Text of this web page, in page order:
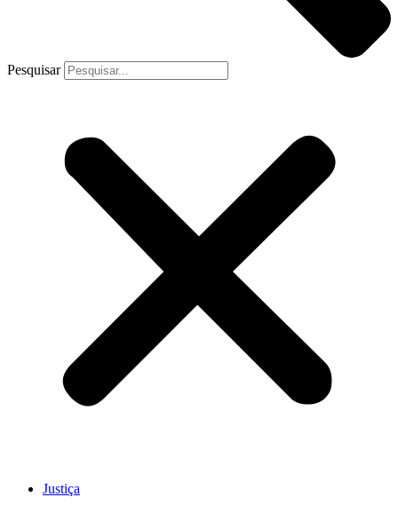
Pesquisar
Justiça